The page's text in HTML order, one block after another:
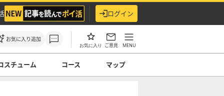
ログイン
お気に入り追加
お気に入り ご意見 MENU
スチューム コース マップ